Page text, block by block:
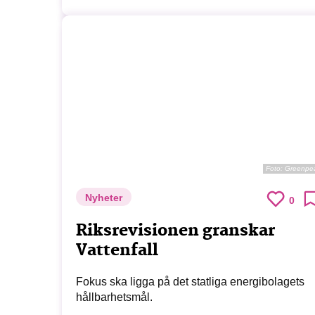
Foto:
Nyheter 0
Riksrevisionen granskar
Vattenfall
Fokus ska ligga på det statliga energibolagets
hållbarhetsmål.